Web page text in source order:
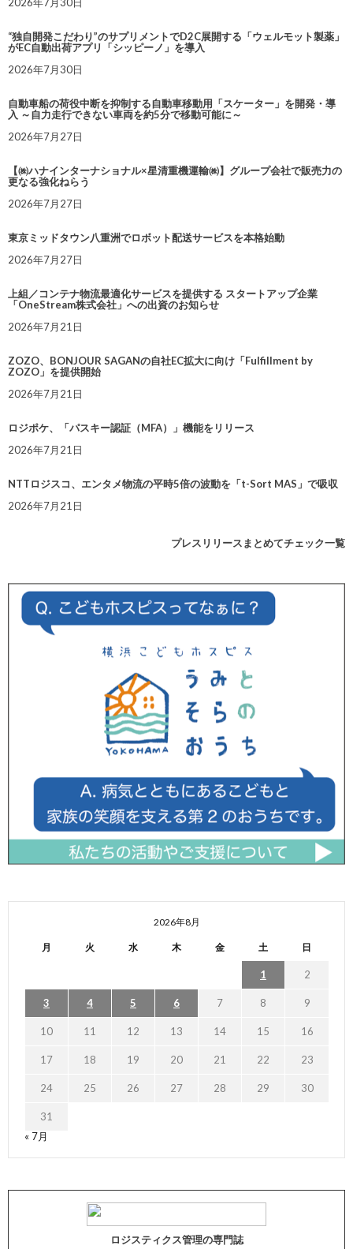
2026年7月30日
“独自開発こだわり”のサプリメントでD2C展開する「ウェルモット製薬」
がEC自動出荷アプリ「シッピーノ」を導入
2026年7月30日
自動車船の荷役中断を抑制する自動車移動用「スケーター」を開発・導
入 ～自力走行できない車両を約5分で移動可能に～
2026年7月27日
【㈱ハナインターナショナル×星清重機運輸㈱】グループ会社で販売力の
更なる強化ねらう
2026年7月27日
東京ミッドタウン八重洲でロボット配送サービスを本格始動
2026年7月27日
上組／コンテナ物流最適化サービスを提供する スタートアップ企業
「OneStream株式会社」への出資のお知らせ
2026年7月21日
ZOZO、BONJOUR SAGANの自社EC拡大に向け「Fulfillment by
ZOZO」を提供開始
2026年7月21日
ロジポケ、「パスキー認証（MFA）」機能をリリース
2026年7月21日
NTTロジスコ、エンタメ物流の平時5倍の波動を「t-Sort MAS」で吸収
2026年7月21日
プレスリリースまとめてチェック一覧
2026年8月
月 火 水 木 金 土 日
1 2
3 4 5 6 7 8 9
10 11 12 13 14 15 16
17 18 19 20 21 22 23
24 25 26 27 28 29 30
31
« 7月
ロジスティクス管理の専門誌